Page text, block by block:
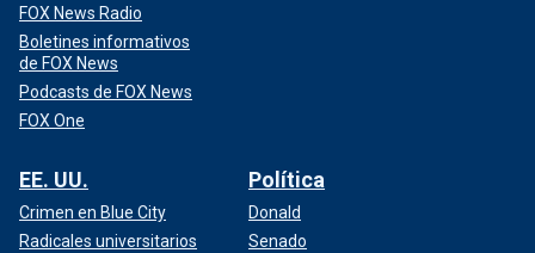
FOX News Radio
Boletines informativos
de FOX News
Podcasts de FOX News
FOX One
EE. UU.
Crimen en Blue City
Radicales universitarios
Política
Donald
Senado